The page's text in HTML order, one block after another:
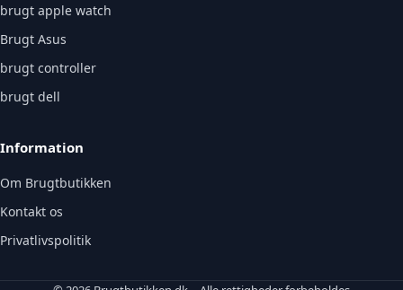
brugt apple watch
Brugt Asus
brugt controller
brugt dell
Information
Om Brugtbutikken
Kontakt os
Privatlivspolitik